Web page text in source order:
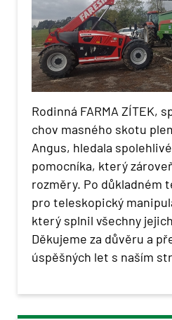
Rodinná FARMA ZÍTEK,
chov masného skotu
Angus, hledala
pomocníka, který
rozměry. Po důkladném
pro teleskopický
který splnil všechny
Děkujeme za důvěru a
úspěšných let s naším